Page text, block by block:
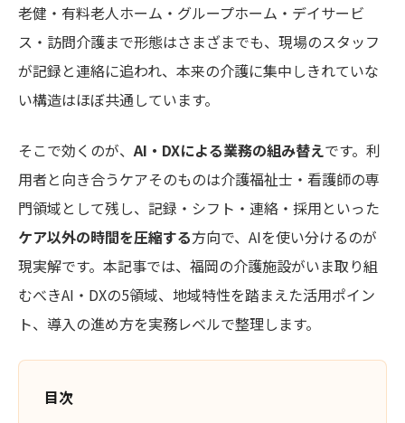
老健・有料老人ホーム・グループホーム・デイサービ
ス・訪問介護まで形態はさまざまでも、現場のスタッフ
が記録と連絡に追われ、本来の介護に集中しきれていな
い構造はほぼ共通しています。
そこで効くのが、 AI・DXによる業務の組み替えです。利
用者と向き合うケアそのものは介護福祉士・看護師の専
門領域として残し、記録・シフト・連絡・採用といった
ケア以外の時間を圧縮する方向で、AIを使い分けるのが
現実解です。本記事では、福岡の介護施設がいま取り組
むべきAI・DXの5領域、地域特性を踏まえた活用ポイン
ト、導入の進め方を実務レベルで整理します。
目次